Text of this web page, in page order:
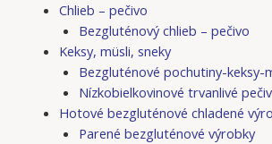
Chlieb – pečivo
Bezgluténový chlieb – pečivo
Keksy, müsli, sneky
Bezgluténové pochutiny-keksy-
Nízkobielkovinové trvanlivé
Hotové bezgluténové chladené
Parené bezgluténové výrobky